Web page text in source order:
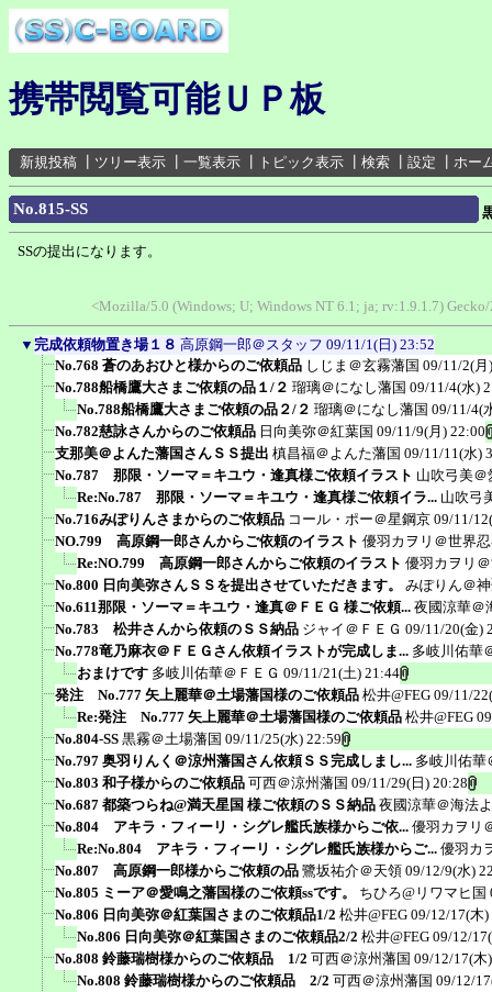
携帯閲覧可能ＵＰ板
新規投稿 ツリー表示 一覧表示 トピック表示 検索 設定 ホー
No.815-SS
SSの提出になります。
<Mozilla/5.0 (Windows; U; Windows NT 6.1; ja; rv:1.9.1.7)
▼ 完成依頼物置き場１８ 高原鋼一郎＠スタッフ 09/11/1(日) 23:52
No.768 蒼のあおひと様からのご依頼品 しじま＠玄霧藩国 09/11/2(月
No.788船橋鷹大さまご依頼の品１/２ 瑠璃＠になし藩国 09/11/4(水)
No.788船橋鷹大さまご依頼の品２/２ 瑠璃＠になし藩国 09/11/4(
No.782慈詠さんからのご依頼品 日向美弥＠紅葉国 09/11/9(月) 22:00
支那美＠よんた藩国さんＳＳ提出 槙昌福＠よんた藩国 09/11/11(水)
No.787 那限・ソーマ＝キユウ・逢真様ご依頼イラスト 山吹弓美
Re:No.787 那限・ソーマ＝キユウ・逢真様ご依頼イラ... 山吹弓
No.716みぽりんさまからのご依頼品 コール・ポー＠星鋼京 09/11/
NO.799 高原鋼一郎さんからご依頼のイラスト 優羽カヲリ＠世界
Re:NO.799 高原鋼一郎さんからご依頼のイラスト 優羽カヲリ
No.800 日向美弥さんＳＳを提出させていただきます。
みぽりん＠
No.611那限・ソーマ＝キユウ・逢真＠ＦＥＧ 様ご依頼... 夜國涼華＠
No.783 松井さんから依頼のＳＳ納品 ジャイ＠ＦＥＧ 09/11/20(金)
No.778竜乃麻衣＠ＦＥＧさん依頼イラストが完成しま... 多岐川佑華
おまけです 多岐川佑華＠ＦＥＧ 09/11/21(土) 21:44
発注 No.777 矢上麗華＠土場藩国様のご依頼品 松井@FEG 09/11/
Re:発注 No.777 矢上麗華＠土場藩国様のご依頼品 松井@FEG
No.804-SS 黒霧＠土場藩国 09/11/25(水) 22:59
No.797 奥羽りんく＠涼州藩国さん依頼ＳＳ完成しまし... 多岐川佑華
No.803 和子様からのご依頼品 可西＠涼州藩国 09/11/29(日) 20:28
No.687 都築つらね@満天星国 様ご依頼のＳＳ納品 夜國涼華＠海法
No.804 アキラ・フィーリ・シグレ艦氏族様からご依... 優羽カヲリ
Re:No.804 アキラ・フィーリ・シグレ艦氏族様からご... 優羽カ
No.807 高原鋼一郎様からご依頼の品 鷺坂祐介＠天領 09/12/9(水)
No.805 ミーア＠愛鳴之藩国様のご依頼ssです。
ちひろ@リワマヒ国
No.806 日向美弥＠紅葉国さまのご依頼品1/2 松井@FEG 09/12/17(木)
No.806 日向美弥＠紅葉国さまのご依頼品2/2 松井@FEG 09/12/
No.808 鈴藤瑞樹様からのご依頼品 1/2 可西＠涼州藩国 09/12/17(木
No.808 鈴藤瑞樹様からのご依頼品 2/2 可西＠涼州藩国 09/12/